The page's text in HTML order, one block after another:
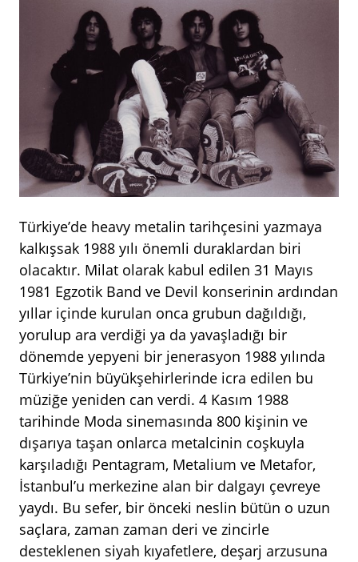
Türkiye’de heavy metalin tarihçesini yazmaya
kalkışsak 1988 yılı önemli duraklardan biri
olacaktır. Milat olarak kabul edilen 31 Mayıs
1981 Egzotik Band ve Devil konserinin ardından
yıllar içinde kurulan onca grubun dağıldığı,
yorulup ara verdiği ya da yavaşladığı bir
dönemde yepyeni bir jenerasyon 1988 yılında
Türkiye’nin büyükşehirlerinde icra edilen bu
müziğe yeniden can verdi. 4 Kasım 1988
tarihinde Moda sinemasında 800 kişinin ve
dışarıya taşan onlarca metalcinin coşkuyla
karşıladığı Pentagram, Metalium ve Metafor,
İstanbul’u merkezine alan bir dalgayı çevreye
yaydı. Bu sefer, bir önceki neslin bütün o uzun
saçlara, zaman zaman deri ve zincirle
desteklenen siyah kıyafetlere, deşarj arzusuna